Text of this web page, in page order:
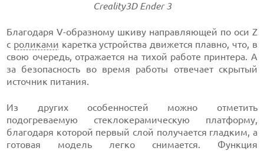
Creality3D Ender 3
Благодаря V-образному шкиву направляющей по оси Z
с роликами каретка устройства движется плавно, что, в
свою очередь, отражается на тихой работе принтера. А
за безопасность во время работы отвечает скрытый
источник питания.
Из других особенностей можно отметить
подогреваемую стеклокерамическую платформу,
благодаря которой первый слой получается гладким, а
готовая модель легко снимается. Функция